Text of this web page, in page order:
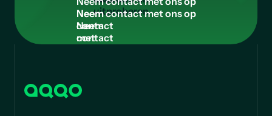
Neem
contact
met